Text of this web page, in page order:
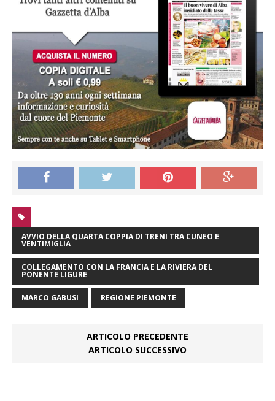
AVVIO DELLA QUARTA COPPIA DI TRENI TRA CUNEO E
VENTIMIGLIA
COLLEGAMENTO CON LA FRANCIA E LA RIVIERA DEL
PONENTE LIGURE
MARCO GABUSI REGIONE PIEMONTE
ARTICOLO PRECEDENTE
ARTICOLO SUCCESSIVO